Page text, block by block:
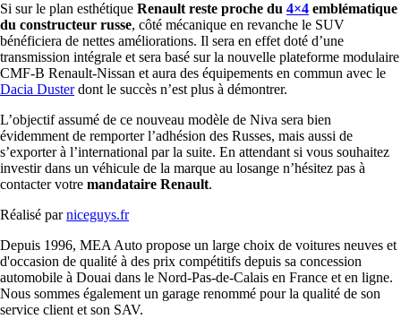
Si sur le plan esthétique Renault reste proche du 4×4 emblématique
du constructeur russe, côté mécanique en revanche le SUV
bénéficiera de nettes améliorations. Il sera en effet doté d’une
transmission intégrale et sera basé sur la nouvelle plateforme modulaire
CMF-B Renault-Nissan et aura des équipements en commun avec le
Dacia Dusterdont le succès n’est plus à démontrer.
L’objectif assumé de ce nouveau modèle de Niva sera bien
évidemment de remporter l’adhésion des Russes, mais aussi de
s’exporter à l’international par la suite. En attendant si vous souhaitez
investir dans un véhicule de la marque au losange n’hésitez pas à
contacter votre mandataire Renault.
Réalisé par niceguys.fr
Depuis 1996, MEA Auto propose un large choix de voitures neuves et
d'occasion de qualité à des prix compétitifs depuis sa concession
automobile à Douai dans le Nord-Pas-de-Calais en France et en ligne.
Nous sommes également un garage renommé pour la qualité de son
service client et son SAV.